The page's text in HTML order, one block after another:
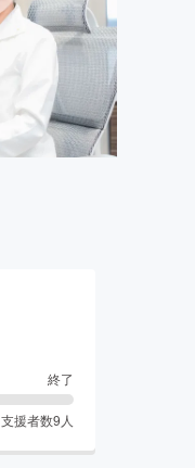
終了
支援者数9 人